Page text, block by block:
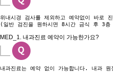
위내시경 검사를 제외하고 예약없이 바로
(일반 검진을 원하시면 8시간 금식 후 3층
MED_1. 내과진료 예약이 가능한가요?
내과진료는 예약 없이 가능합니다. 내과